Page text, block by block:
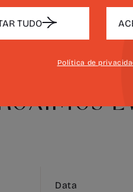
Data
TUDO
Política de